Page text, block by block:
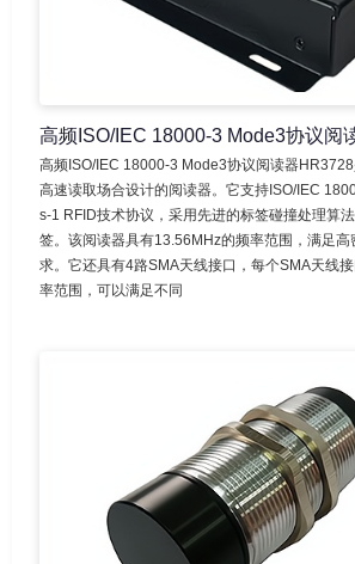
高频ISO/IEC 18000-3 Mode3协议阅
高频ISO/IEC 18000-3 Mode3协议阅读器HR3728
高速读取场合设计的阅读器。它支持ISO/IEC
s-1 RFID技术协议，采用先进的标签碰撞处理算
签。该阅读器具有13.56MHz的频率范围，满足
求。它还具有4路SMA天线接口，每个SMA天线
率范围，可以满足不同